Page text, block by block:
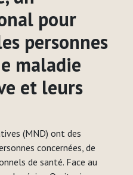
pour
personnes
maladie
et leurs
(MND) ont des
concernées, de
de santé. Face au